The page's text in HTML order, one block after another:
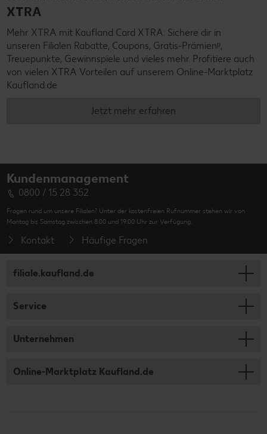
XTRA
Mehr XTRA mit Kaufland Card XTRA: Sichere dir in
unseren Filialen Rabatte, Coupons, Gratis-Prämienᵖ,
Treuepunkte, Gewinnspiele und vieles mehr. Profitiere auch
von vielen XTRA Vorteilen auf unserem Online-Marktplatz
Kaufland.de
Jetzt mehr erfahren
Kundenmanagement
0800 / 15 28 352
Fragen rund um unsere Filialen? Unter der kostenfreien Rufnummer stehen wir von
Montag bis Samstag zwischen 8:00 und 19:00 Uhr zur Verfügung.
Kontakt Häufige Fragen
filiale.kaufland.de
Service
Unternehmen
Online-Marktplatz Kaufland.de